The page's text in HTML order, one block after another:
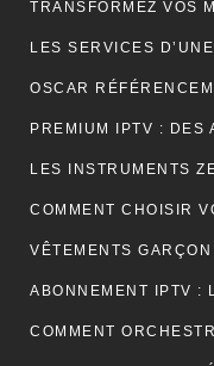
COMMENT CHOISIR